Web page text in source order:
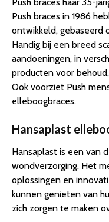
Push braces in 1986
ontwikkeld, gebaseerd
Handig bij een breed
aandoeningen, in
producten voor
Ook voorziet Push
elleboogbraces.
Hansaplast
Hansaplast is een van
wondverzorging. Het
oplossingen en
kunnen genieten van
zich zorgen te maken